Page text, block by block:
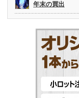
年末の買出